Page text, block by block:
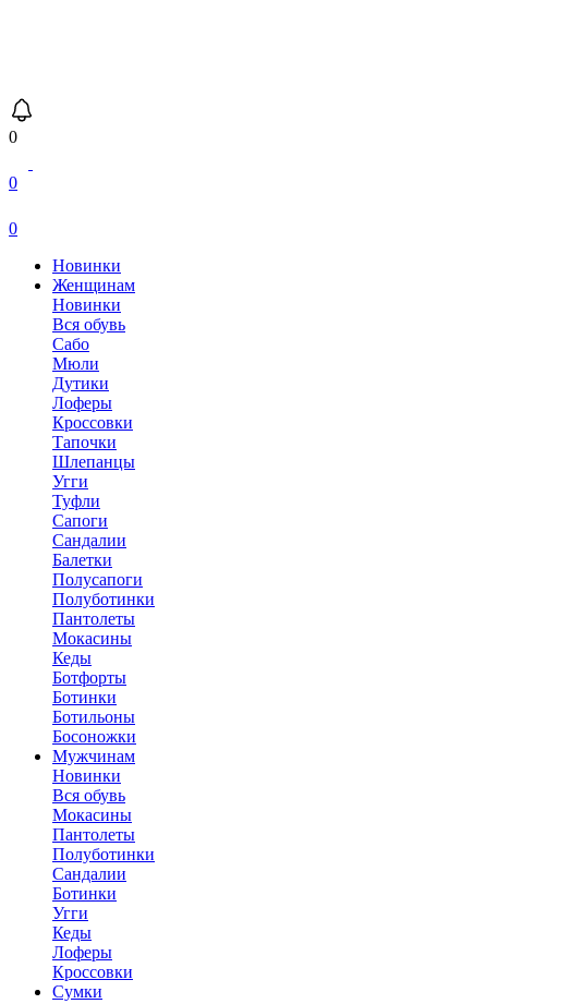
0
0
0
Новинки
Женщинам
Новинки
Вся обувь
Сабо
Мюли
Дутики
Лоферы
Кроссовки
Тапочки
Шлепанцы
Угги
Туфли
Сапоги
Сандалии
Балетки
Полусапоги
Полуботинки
Пантолеты
Мокасины
Кеды
Ботфорты
Ботинки
Ботильоны
Босоножки
Мужчинам
Новинки
Вся обувь
Мокасины
Пантолеты
Полуботинки
Сандалии
Ботинки
Угги
Кеды
Лоферы
Кроссовки
Сумки